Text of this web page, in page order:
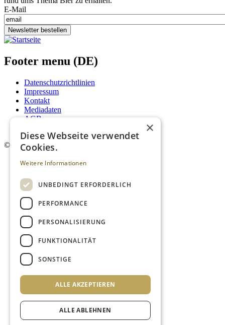
E-Mail
Newsletter bestellen
Footer menu (DE)
Datenschutzrichtlinien
Impressum
Kontakt
Mediadaten
AGB
© 2026. Alle Rechte vorbehalten.
×
Diese Webseite verwendet
Cookies.
Weitere Informationen
UNBEDINGT ERFORDERLICH
PERFORMANCE
PERSONALISIERUNG
FUNKTIONALITÄT
SONSTIGE
ALLE AKZEPTIEREN
ALLE ABLEHNEN